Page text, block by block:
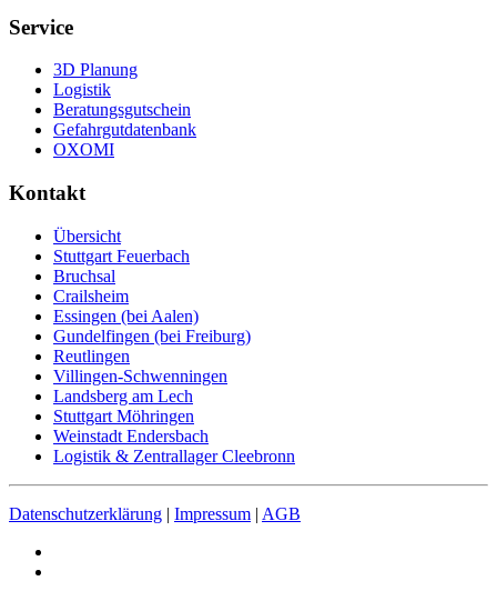
Service
3D Planung
Logistik
Beratungsgutschein
Gefahrgutdatenbank
OXOMI
Kontakt
Übersicht
Stuttgart Feuerbach
Bruchsal
Crailsheim
Essingen (bei Aalen)
Gundelfingen (bei Freiburg)
Reutlingen
Villingen-Schwenningen
Landsberg am Lech
Stuttgart Möhringen
Weinstadt Endersbach
Logistik & Zentrallager Cleebronn
Datenschutzerklärung | Impressum | AGB